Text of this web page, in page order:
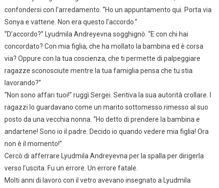
confondersi con l’arredamento. “Ho un appuntamento qui. Porta via
Sonya e vattene. Non era questo l’accordo.”
“D’accordo?” Lyudmila Andreyevna sogghignò. “E con chi hai
concordato? Con mia figlia, che ha mollato la bambina ed è corsa
via? Oppure con la tua coscienza, che ti permette di palpeggiare
ragazze sconosciute mentre la tua famiglia pensa che tu stia
lavorando?”
“Non sono affari tuoi!” ruggì Sergei. Sentiva la sua autorità crollare. I
ragazzi lo guardavano come un marito sottomesso rimesso al suo
posto da una vecchia nonna. “Ho detto di prendere la bambina e
andartene! Sono io il padre. Decido io quando vedere mia figlia! Ora
non è il momento!”
Cercò di afferrare Lyudmila Andreyevna per la spalla per dirigerla
verso l’uscita. Fu un errore. Un errore fatale.
Molti anni di lavoro con il vetro avevano insegnato a Lyudmila